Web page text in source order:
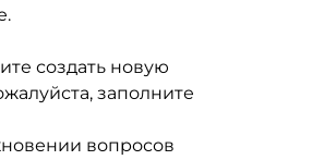
создать новую
заполните
вопросов